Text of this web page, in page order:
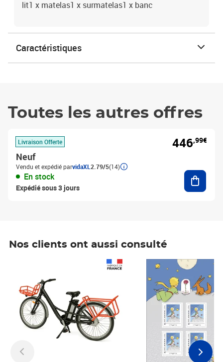
lit1 x matelas1 x surmatelas1 x banc
Caractéristiques
Toutes les autres offres
Livraison Offerte
Neuf
Vendu et expédié parvidaXL 2.79/5(14)
En stock
Expédié sous 3 jours
446,99€
Nos clients ont aussi consulté
Prix 7,50€